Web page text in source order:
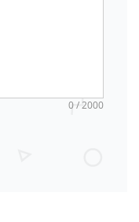
0 / 2000